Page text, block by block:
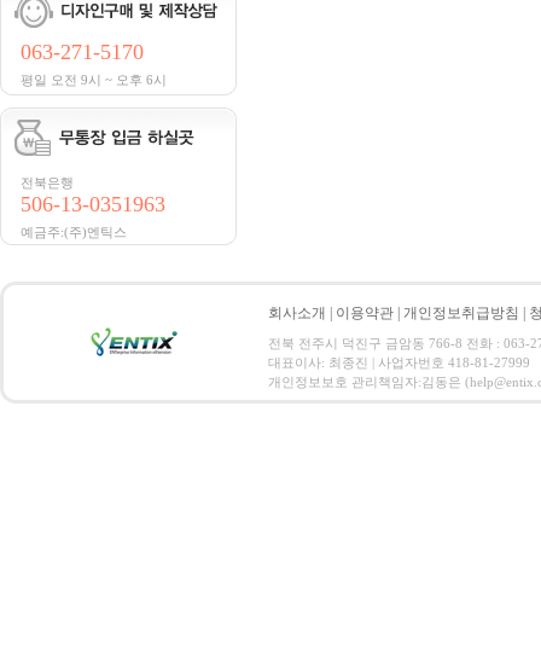
063-271-5170
평일 오전 9시 ~ 오후 6시
전북은행
506-13-0351963
예금주:(주)엔틱스
회사소개 이용약관 개인정보취급방침
전북 전주시 덕진구 금암동 766-8 전화 : 063-
대표이사: 최종진 | 사업자번호 418-81-27999
개인정보보호 관리책임자:김동은